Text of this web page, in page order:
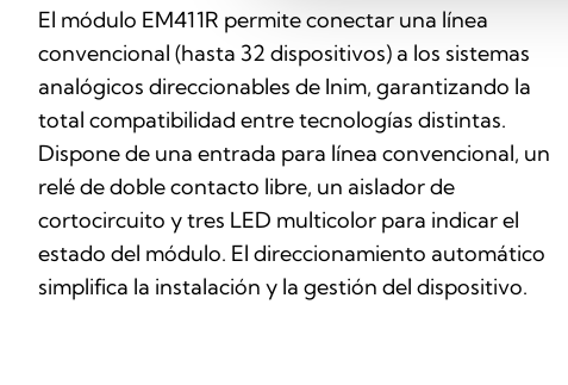
El módulo EM411R permite conectar una línea
convencional (hasta 32 dispositivos) a los sistemas
analógicos direccionables de Inim, garantizando la
total compatibilidad entre tecnologías distintas.
Dispone de una entrada para línea convencional, un
relé de doble contacto libre, un aislador de
cortocircuito y tres LED multicolor para indicar el
estado del módulo. El direccionamiento automático
simplifica la instalación y la gestión del dispositivo.